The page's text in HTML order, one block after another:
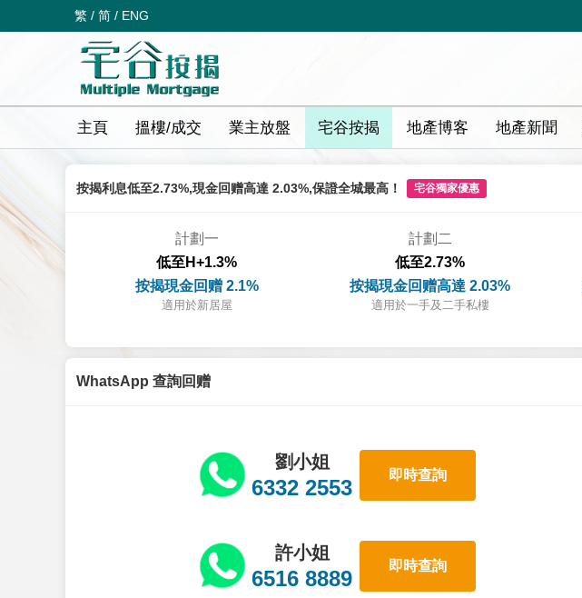
繁 / 简 / ENG
主頁 搵樓/成交 業主放盤 宅谷按揭 地產博客 地產新聞
按揭利息低至2.73%,現金回赠高達 2.03%,保證全城最高！ 宅谷獨家優惠
計劃一
低至H+1.3%
按揭現金回赠 2.1%
適用於新居屋
計劃二
低至2.73%
按揭現金回赠高達 2.03%
適用於一手及二手私樓
WhatsApp 查詢回赠
劉小姐
6332 2553
即時查詢
許小姐
6516 8889
即時查詢